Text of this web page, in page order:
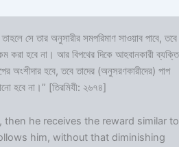
সে তার অনুসারীর সমপরিমাণ সাওয়াব পাবে, তবে
করা হবে না। আর বিপথের দিকে আহবানকারী ব্যক্তি
অংশীদার হবে, তবে তাদের (অনুসরণকারীদের) পাপ
হবে না।” [তিরমিযী: ২৬৭৪]
then he receives the reward similar to
him, without that diminishing